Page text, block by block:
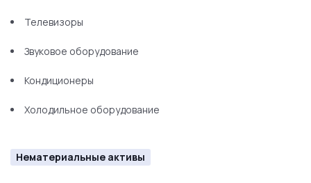
Телевизоры
Звуковое оборудование
Кондиционеры
Холодильное оборудование
Нематериальные активы